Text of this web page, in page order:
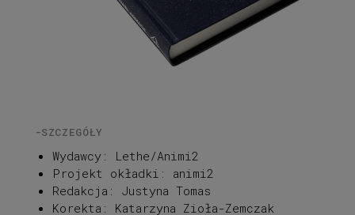
-SZCZEGÓŁY
Wydawcy: Lethe/Animi2
Projekt okładki: animi2
Redakcja: Justyna Tomas
Korekta: Katarzyna Zioła-Zemczak